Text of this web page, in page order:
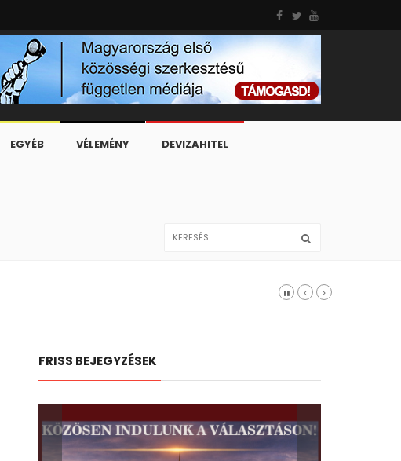
EGYÉB VÉLEMÉNY DEVIZAHITEL
FRISS BEJEGYZÉSEK